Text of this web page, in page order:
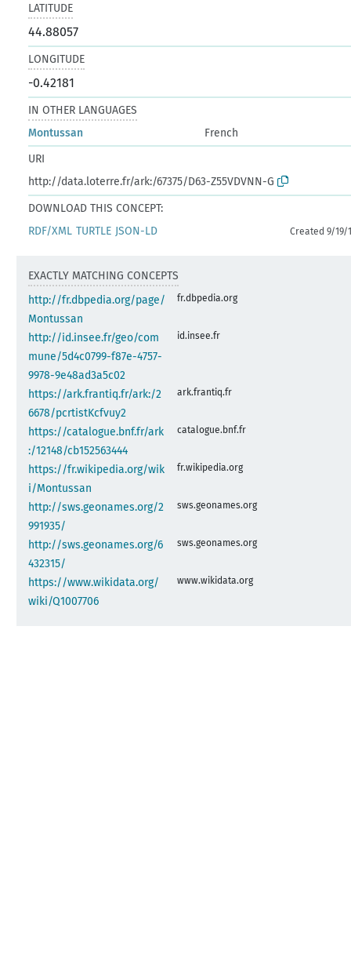
LATITUDE
44.88057
LONGITUDE
-0.42181
IN OTHER LANGUAGES
Montussan
French
URI
http://data.loterre.fr/ark:/67375/D63-Z55VDVNN-G
DOWNLOAD THIS CONCEPT:
RDF/XML TURTLE JSON-LD Created 9/19/
EXACTLY MATCHING CONCEPTS
http://fr.dbpedia.org/page/
Montussan
fr.dbpedia.org
http://id.insee.fr/geo/com
mune/5d4c0799-f87e-4757-
9978-9e48ad3a5c02
id.insee.fr
https://ark.frantiq.fr/ark:/2
6678/pcrtistKcfvuy2
ark.frantiq.fr
https://catalogue.bnf.fr/ark
:/12148/cb152563444
catalogue.bnf.fr
https://fr.wikipedia.org/wik
i/Montussan
fr.wikipedia.org
http://sws.geonames.org/2
991935/
sws.geonames.org
http://sws.geonames.org/6
432315/
sws.geonames.org
https://www.wikidata.org/
wiki/Q1007706
www.wikidata.org